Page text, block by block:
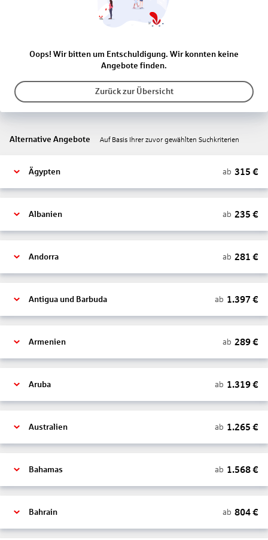
Oops! Wir bitten um Entschuldigung. Wir konnten keine
Angebote finden.
Zurück zur Übersicht
Alternative Angebote Auf Basis Ihrer zuvor gewählten Suchkriterien
Ägypten ab 315 €
Albanien ab 235 €
Andorra ab 281 €
Antigua und Barbuda ab 1.397 €
Armenien ab 289€
Aruba ab 1.319€
Australien ab 1.265 €
Bahamas ab 1.568€
Bahrain ab 804€